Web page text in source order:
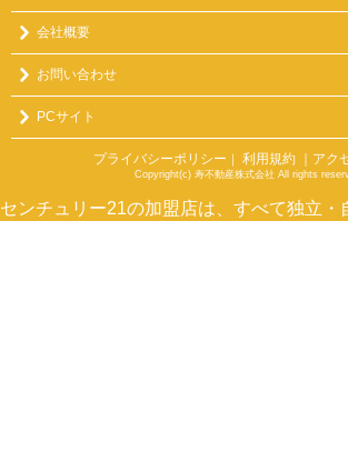
会社概要
お問い合わせ
PCサイト
プライバシーポリシー ｜ 利用規約 ｜アク
Copyright(c) 寿不動産株式会社 All rights
センチュリー21の加盟店は、すべて独立・